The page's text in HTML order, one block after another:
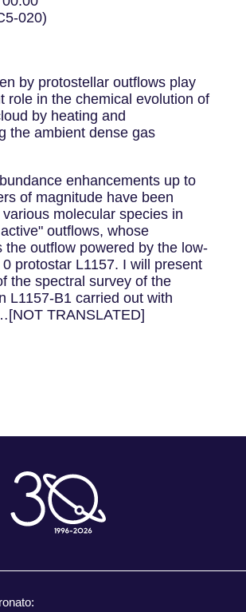
020)
by protostellar outflows play
role in the chemical evolution of
by heating and
the ambient dense gas
enhancements up to
of magnitude have been
molecular species in
outflows, whose
the outflow powered by the low-
protostar L1157. I will present
the spectral survey of the
L1157-B1 carried out with
TRANSLATED]